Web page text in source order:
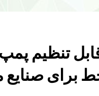
تنظیم
برای